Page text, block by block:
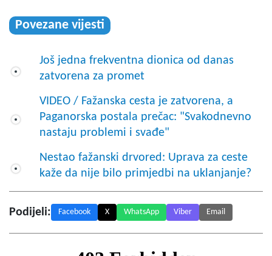
Povezane vijesti
Još jedna frekventna dionica od danas
zatvorena za promet
VIDEO / Fažanska cesta je zatvorena, a
Paganorska postala prečac: "Svakodnevno
nastaju problemi i svađe"
Nestao fažanski drvored: Uprava za ceste
kaže da nije bilo primjedbi na uklanjanje?
Podijeli: Facebook X WhatsApp Viber Email